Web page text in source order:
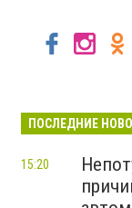
ПОСЛЕДНИЕ
15:20